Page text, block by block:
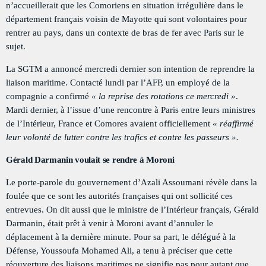
PODCASTS
RÉGIE PUBLICITAIRE
ACTUELLEMENT VOUS ÉCOUTEZ
ECONOMICS
La Matinale
10:00 AM - 12:00 PM more_vert
n’accueillerait que les Comoriens en situation irrégulière dans le
département français voisin de Mayotte qui sont volontaires pour
rentrer au pays, dans un contexte de bras de fer avec Paris sur le
sujet.
La SGTM a annoncé mercredi dernier son intention de reprendre la
liaison maritime. Contacté lundi par l’AFP, un employé de la
compagnie a confirmé « la reprise des rotations ce mercredi ».
Mardi dernier, à l’issue d’une rencontre à Paris entre leurs ministres
de l’Intérieur, France et Comores avaient officiellement « réaffirmé
leur volonté de lutter contre les trafics et contre les passeurs ».
Gérald Darmanin voulait se rendre à Moroni
Le porte-parole du gouvernement d’Azali Assoumani révèle dans la
foulée que ce sont les autorités françaises qui ont sollicité ces
entrevues. On dit aussi que le ministre de l’Intérieur français, Gérald
Darmanin, était prêt à venir à Moroni avant d’annuler le
déplacement à la dernière minute. Pour sa part, le délégué à la
Défense, Youssoufa Mohamed Ali, a tenu à préciser que cette